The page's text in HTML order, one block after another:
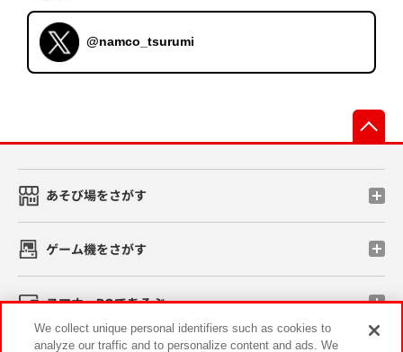
@namco_tsurumi
あそび場をさがす
ゲーム機をさがす
スマホ・PCであそぶ
We collect unique personal identifiers such as cookies to
analyze our traffic and to personalize content and ads. We